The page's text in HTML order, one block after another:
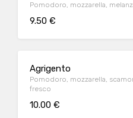
Pomodoro, mozzarella,
9.50 €
Agrigento
Pomodoro, mozzarella,
fresco
10.00 €